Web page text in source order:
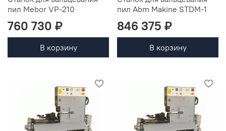
пил Mebor VP-210
760 730 ₽
В корзину
пил Abm Makine STDM-1
846 375 ₽
В корзину